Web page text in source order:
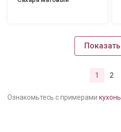
1 2
Ознакомьтесь с примерами